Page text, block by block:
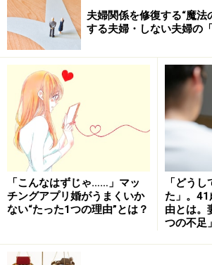
夫婦関係を修復する“魔法
する夫婦・しない夫婦の
「こんなはずじゃ……」マッ
チングアプリ婚がうまくいか
ない“たった1つの理由”とは？
「どう
た」。41
由とは。
つの不足」